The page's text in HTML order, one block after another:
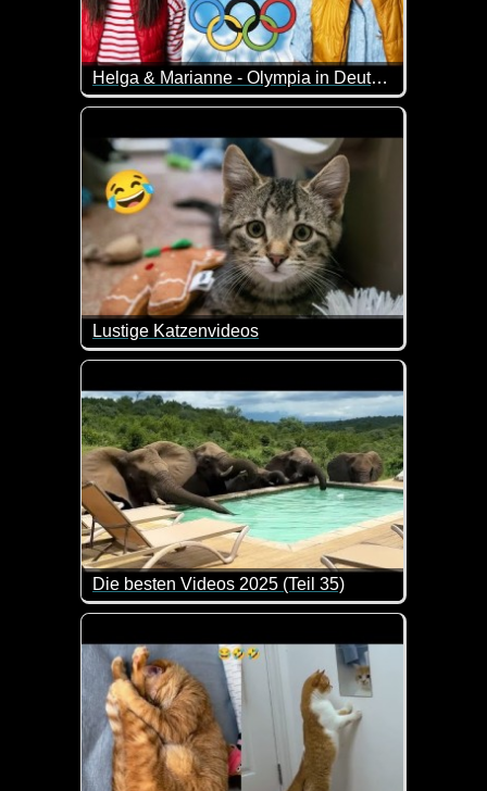
Helga & Marianne - Olympia in Deutschland?
Viele Regionen aus Deutschland haben sich für
Lustige Katzenvideos
Zu diesen Videos fällt einem nur eines ein -
Die besten Videos 2025 (Teil 35)
Eine tolle Zusammenstellung von lustigen